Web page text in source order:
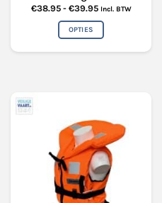
€38.95 - €39.95Prijsklasse:
tot
Incl. BTW
OPTIES
optie
kan
gekozen
worden
op